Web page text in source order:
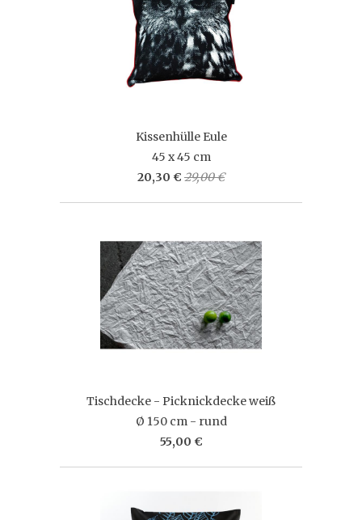
Kissenhülle Eule
45 x 45 cm
20,30 € 29,00 €
Tischdecke - Picknickdecke weiß
Ø 150 cm - rund
55,00 €